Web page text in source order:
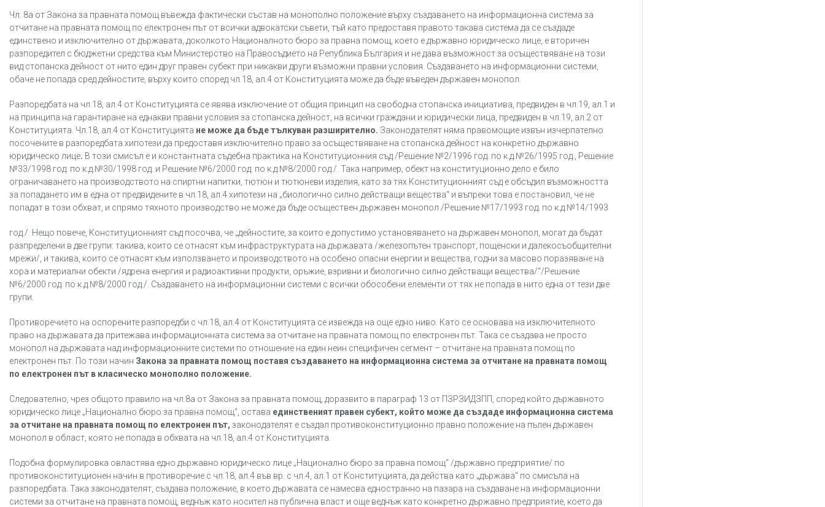
Чл. 8а от Закона за правната помощ въвежда фактически състав на монополно положение върху създаването на информационна система за
отчитане на правната помощ по електронен път от всички адвокатски съвети, тъй като предоставя правото такава система да се създаде
единствено и изключително от държавата, доколкото Националното бюро за правна помощ, което е държавно юридическо лице, е вторичен
разпоредител с бюджетни средства към Министерство на Правосъдието на Република България и не дава възможност за осъществяване на този
вид стопанска дейност от нито един друг правен субект при никакви други възможни правни условия. Създаването на информационни системи,
обаче не попада сред дейностите, върху които според чл.18, ал.4 от Конституцията може да бъде въведен държавен монопол.
Разпоредбата на чл.18, ал.4 от Конституцията се явява изключение от общия принцип на свободна стопанска инициатива, предвиден в чл.19, ал.1 и
на принципа на гарантиране на еднакви правни условия за стопанска дейност, на всички граждани и юридически лица, предвиден в чл.19, ал.2 от
Конституцията. Чл.18, ал.4 от Конституцията не може да бъде тълкуван разширително. Законодателят няма правомощие извън изчерпателно
посочените в разпоредбата хипотези да предоставя изключително право за осъществяване на стопанска дейност на конкретно държавно
юридическо лице. В този смисъл е и константната съдебна практика на Конституционния съд /Решение №2/1996 год. по к.д.№26/1995 год., Решение
№33/1998 год. по к.д.№30/1998 год. и Решение №6/2000 год. по к.д.№8/2000 год./. Така например, обект на конституционно дело е било
ограничаването на производството на спиртни напитки, тютюн и тютюневи изделия, като за тях Конституционният съд е обсъдил възможността
за попадането им в една от предвидените в чл.18, ал.4 хипотези на „биологично силно действащи вещества“ и въпреки това е постановил, че не
попадат в този обхват, и спрямо тяхното производство не може да бъде осъществен държавен монопол /Решение №17/1993 год. по к.д.№14/1993
год./. Нещо повече, Конституционният съд посочва, че „дейностите, за които е допустимо установяването на държавен монопол, могат да бъдат
разпределени в две групи: такива, които се отнасят към инфраструктурата на държавата /железопътен транспорт, пощенски и далекосъобщителни
мрежи/, и такива, които се отнасят към използването и производството на особено опасни енергии и вещества, годни за масово поразяване на
хора и материални обекти /ядрена енергия и радиоактивни продукти, оръжие, взривни и биологично силно действащи вещества/“/Решение
№6/2000 год. по к.д.№8/2000 год./. Създаването на информационни системи с всички обособени елементи от тях не попада в нито една от тези две
групи.
Противоречието на оспорените разпоредби с чл.18, ал.4 от Конституцията се извежда на още едно ниво. Като се основава на изключителното
право на държавата да притежава информационната система за отчитане на правната помощ по електронен път. Така се създава не просто
монопол на държавата над информационните системи по отношение на един неин специфичен сегмент – отчитане на правната помощ по
електронен път. По този начин Закона за правната помощ поставя създаването на информационна система за отчитане на правната помощ
по електронен път в класическо монополно положение.
Следователно, чрез общото правило на чл.8а от Закона за правната помощ, доразвито в параграф 13 от ПЗРЗИДЗПП, според който държавното
юридическо лице „Национално бюро за правна помощ“, остава единственият правен субект, който може да създаде информационна система
за отчитане на правната помощ по електронен път, законодателят е създал противоконституционно правно положение на пълен държавен
монопол в област, която не попада в обхвата на чл.18, ал.4 от Конституцията.
Подобна формулировка овластява едно държавно юридическо лице „Национално бюро за правна помощ“ /държавно предприятие/ по
противоконституционен начин в противоречие с чл.18, ал.4 във вр. с чл.4, ал.1 от Конституцията, да действа като „държава“ по смисъла на
разпоредбата. Така законодателят, създава положение, в което държавата се намесва едностранно на пазара на създаване на информационни
системи за отчитане на правната помощ, веднъж като носител на публична власт и още веднъж като конкретно държавно предприятие, което да